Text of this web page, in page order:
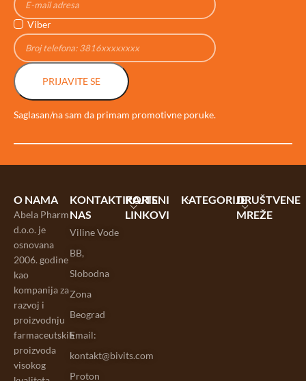
Viber
PRIJAVITE SE
Saglasan/na sam da primam promotivne poruke.
O NAMA
Abela Pharm
d.o.o. je
osnovana
2006. godine
kao
kompanija za
razvoj i
proizvodnju
farmaceutskih
proizvoda
visokog
KONTAKTIRAJTE
NAS
Viline Vode
BB,
Slobodna
Zona
Beograd
Email:
kontakt@bivits.com
Proton
KORISNI
LINKOVI
KATEGORIJEDRUŠTVENE
MREŽE